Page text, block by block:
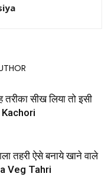
तरीका सीख लिया तो इसी
Kachori
तहरी ऐसे बनाये खाने वाले
Veg Tahri